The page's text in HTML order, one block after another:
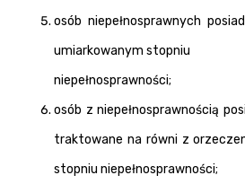
osób niepełnosprawnych
umiarkowanym stopniu
niepełnosprawności;
osób z niepełnosprawnością
traktowane na równi z
stopniu niepełnosprawności;